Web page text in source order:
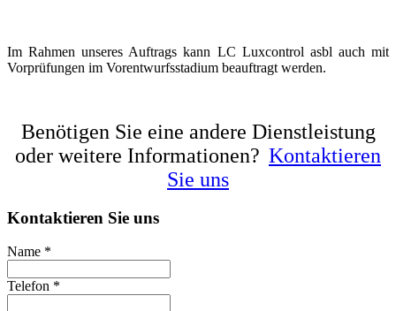
Im Rahmen unseres Auftrags kann LC Luxcontrol asbl auch mit
Vorprüfungen im Vorentwurfsstadium beauftragt werden.
Benötigen Sie eine andere Dienstleistung
oder weitere Informationen? Kontaktieren
Sie uns
Kontaktieren Sie uns
Name *
Telefon *